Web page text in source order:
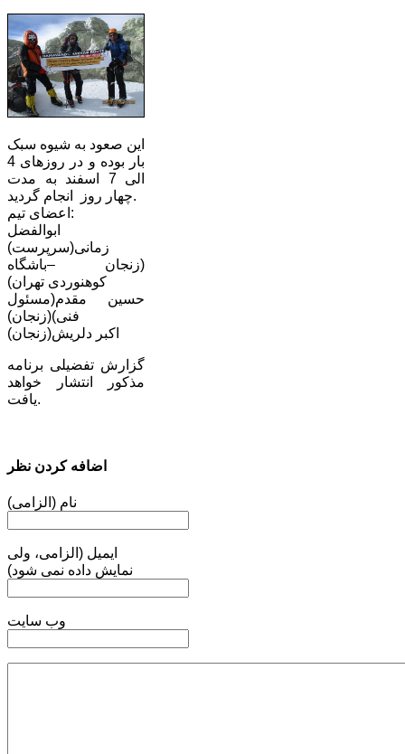
این صعود به شیوه سبک
بار بوده و در روزهای 4
الی 7 اسفند به مدت
چهار روز انجام گردید.
اعضای تیم:
ابوالفضل
زمانی(سرپرست)
(زنجان –باشگاه
کوهنوردی تهران)
حسین مقدم(مسئول
فنی)(زنجان)
اکبر دلریش(زنجان)
گزارش تفضیلی برنامه
مذکور انتشار خواهد
یافت.
اضافه کردن نظر
نام (الزامی)
ایمیل (الزامی، ولی
نمایش داده نمی شود)
وب سایت